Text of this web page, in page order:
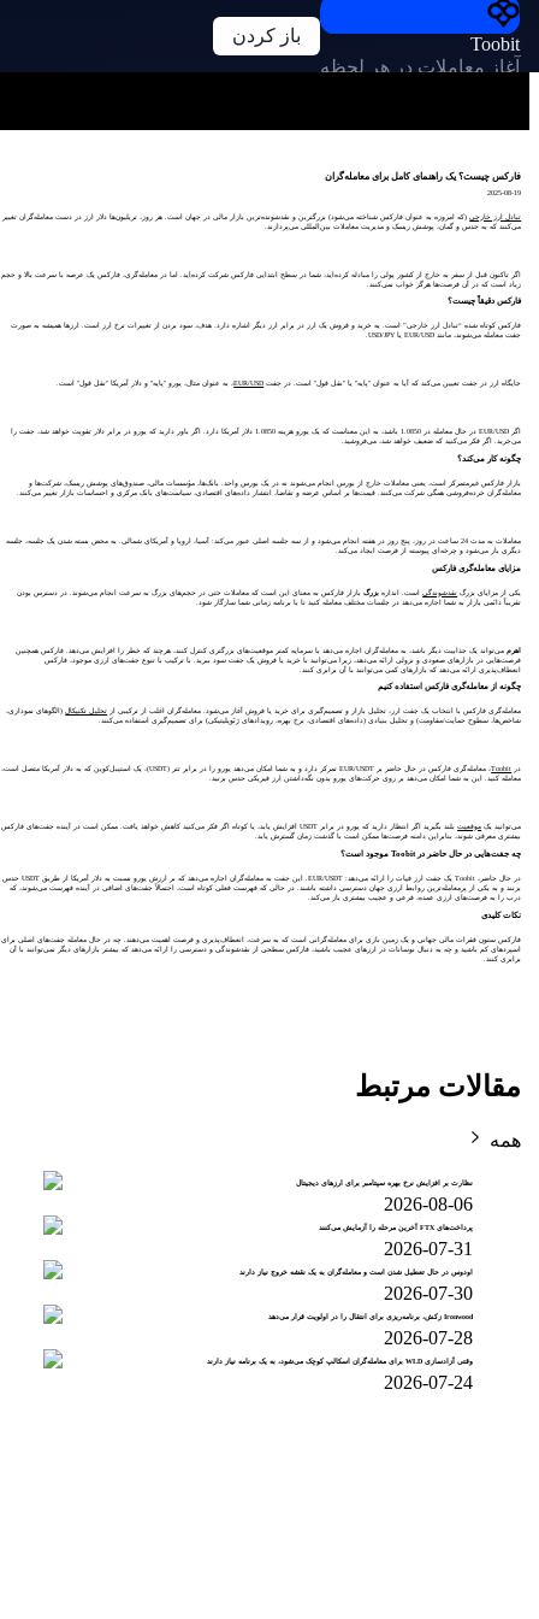
Toobit
آغاز معاملات در هر لحظه
باز کردن
فارکس چیست؟ یک راهنمای کامل برای معامله‌گران
2025-08-19
تبادل ارز خارجی
(که امروزه به عنوان فارکس شناخته می‌شود) بزرگترین و نقدشونده‌ترین بازار مالی در جهان است. هر روز، تریلیون‌ها دلار ارز در دست معامله‌گران تغییر
می‌کنند که به حدس و گمان، پوشش ریسک و مدیریت معاملات بین‌المللی می‌پردازند.
اگر تاکنون قبل از سفر به خارج از کشور پولی را مبادله کرده‌اید، شما در سطح ابتدایی فارکس شرکت کرده‌اید. اما در معامله‌گری، فارکس یک عرصه با سرعت بالا و حجم
زیاد است که در آن فرصت‌ها هرگز خواب نمی‌کنند.
فارکس دقیقاً چیست؟
فارکس کوتاه شده “تبادل ارز خارجی” است. به خرید و فروش یک ارز در برابر ارز دیگر اشاره دارد. هدف، سود بردن از تغییرات نرخ ارز است. ارزها همیشه به صورت
جفت معامله می‌شوند، مانند EUR/USD یا USD/JPY.
جایگاه ارز در جفت تعیین می‌کند که آیا به عنوان "پایه" یا "نقل قول" است. در جفت EUR/USD، به عنوان مثال، یورو "پایه" و دلار آمریکا "نقل قول" است.
اگر EUR/USD در حال معامله در 1.0850 باشد، به این معناست که یک یورو هزینه 1.0850 دلار آمریکا دارد. اگر باور دارید که یورو در برابر دلار تقویت خواهد شد، جفت را
می‌خرید. اگر فکر می‌کنید که ضعیف خواهد شد، می‌فروشید.
چگونه کار می‌کند؟
بازار فارکس غیرمتمرکز است، یعنی معاملات خارج از بورس انجام می‌شوند نه در یک بورس واحد. بانک‌ها، مؤسسات مالی، صندوق‌های پوشش ریسک، شرکت‌ها و
معامله‌گران خرده‌فروشی همگی شرکت می‌کنند. قیمت‌ها بر اساس عرضه و تقاضا، انتشار داده‌های اقتصادی، سیاست‌های بانک مرکزی و احساسات بازار تغییر می‌کنند.
معاملات به مدت 24 ساعت در روز، پنج روز در هفته انجام می‌شود و از سه جلسه اصلی عبور می‌کند: آسیا، اروپا و آمریکای شمالی. به محض بسته شدن یک جلسه، جلسه
دیگری باز می‌شود و چرخه‌ای پیوسته از فرصت ایجاد می‌کند.
مزایای معامله‌گری فارکس
یکی از مزایای بزرگ نقدشوندگی است. اندازه بزرگبازار فارکس به معنای این است که معاملات حتی در حجم‌های بزرگ به سرعت انجام می‌شوند. در دسترس بودن
تقریباً دائمی بازار به شما اجازه می‌دهد در جلسات مختلف معامله کنید تا با برنامه زمانی شما سازگار شود.
اهرم می‌تواند یک جذابیت دیگر باشد، به معامله‌گران اجازه می‌دهد با سرمایه کمتر موقعیت‌های بزرگتری کنترل کنند، هرچند که خطر را افزایش می‌دهد. فارکس همچنین
فرصت‌هایی در بازارهای صعودی و نزولی ارائه می‌دهد، زیرا می‌توانید با خرید یا فروش یک جفت سود ببرید. با ترکیب با تنوع جفت‌های ارزی موجود، فارکس
انعطاف‌پذیری ارائه می‌دهد که بازارهای کمی می‌توانند با آن برابری کنند.
چگونه از معامله‌گری فارکس استفاده کنیم
معامله‌گری فارکس با انتخاب یک جفت ارز، تحلیل بازار و تصمیم‌گیری برای خرید یا فروش آغاز می‌شود. معامله‌گران اغلب از ترکیبی از تحلیل تکنیکال(الگوهای نموداری،
شاخص‌ها، سطوح حمایت/مقاومت) و تحلیل بنیادی (داده‌های اقتصادی، نرخ بهره، رویدادهای ژئوپلیتیکی) برای تصمیم‌گیری استفاده می‌کنند.
در Toobit
، معامله‌گری فارکس در حال حاضر بر EUR/USDT تمرکز دارد و به شما امکان می‌دهد یورو را در برابر تتر (USDT)، یک استیبل‌کوین که به دلار آمریکا متصل است،
معامله کنید. این به شما امکان می‌دهد بر روی حرکت‌های یورو بدون نگه‌داشتن ارز فیزیکی حدس بزنید.
می‌توانید یک موقعیت
بلند بگیرید اگر انتظار دارید که یورو در برابر USDT افزایش یابد، یا کوتاه اگر فکر می‌کنید کاهش خواهد یافت. ممکن است در آینده جفت‌های فارکس
بیشتری معرفی شوند، بنابراین دامنه فرصت‌ها ممکن است با گذشت زمان گسترش یابد.
چه جفت‌هایی در حال حاضر در Toobit موجود است؟
در حال حاضر، Toobit یک جفت ارز فیات را ارائه می‌دهد: EUR/USDT. این جفت به معامله‌گران اجازه می‌دهد که بر ارزش یورو نسبت به دلار آمریکا از طریق USDT حدس
بزنند و به یکی از پرمعامله‌ترین روابط ارزی جهان دسترسی داشته باشند. در حالی که فهرست فعلی کوتاه است، احتمالاً جفت‌های اضافی در آینده فهرست می‌شوند، که
درب را به فرصت‌های ارزی عمده، فرعی و عجیب بیشتری باز می‌کند.
نکات کلیدی
فارکس ستون فقرات مالی جهانی و یک زمین بازی برای معامله‌گرانی است که به سرعت، انعطاف‌پذیری و فرصت اهمیت می‌دهند. چه در حال معامله جفت‌های اصلی برای
اسپردهای کم باشید و چه به دنبال نوسانات در ارزهای عجیب باشید، فارکس سطحی از نقدشوندگی و دسترسی را ارائه می‌دهد که بیشتر بازارهای دیگر نمی‌توانند با آن
برابری کنند.
مقالات مرتبط
همه
نظارت بر افزایش نرخ بهره سپتامبر برای ارزهای دیجیتال
2026-08-06
پرداخت‌های FTX آخرین مرحله را آزمایش می‌کنند
2026-07-31
اودوس در حال تعطیل شدن است و معامله‌گران به یک نقشه خروج نیاز دارند
2026-07-30
Ironwood زکش، برنامه‌ریزی برای انتقال را در اولویت قرار می‌دهد
2026-07-28
وقتی آزادسازی WLD برای معامله‌گران اسکالپ کوچک می‌شود، به یک برنامه نیاز دارند
2026-07-24